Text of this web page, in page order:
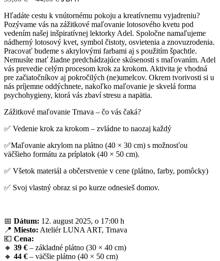
Hľadáte cestu k vnútornému pokoju a kreatívnemu vyjadreniu?
Pozývame vás na zážitkové maľovanie lotosového kvetu pod
vedením našej inšpiratívnej lektorky Adel. Spoločne namaľujeme
nádherný lotosový kvet, symbol čistoty, osvietenia a znovuzrodenia.
Pracovať budeme s akrylovými farbami aj s použitím špachtle.
Nemusíte mať žiadne predchádzajúce skúsenosti s maľovaním. Adel
vás prevedie celým procesom krok za krokom. Aktivita je vhodná
pre začiatočníkov aj pokročilých (ne)umelcov. Okrem tvorivosti si u
nás príjemne oddýchnete, nakoľko maľovanie je skvelá forma
psychohygieny, ktorá vás zbaví stresu a napätia.
Zážitkové maľovanie Trnava – čo vás čaká?
✅ Vedenie krok za krokom – zvládne to naozaj každý
✅Maľovanie akrylom na plátno (40 × 30 cm) s možnosťou
väčšieho formátu za príplatok (40 × 50 cm).
✅ Všetok materiál a občerstvenie v cene (plátno, farby, pomôcky)
✅ Svoj vlastný obraz si po kurze odnesieš domov.
📅 Dátum: 12. august 2025, o 17:00 h
📍 Miesto: Ateliér LUNA ART, Trnava
💶 Cena:
🔸 39 € – základné plátno (30 × 40 cm)
🔸 44 € – väčšie plátno (40 × 50 cm)